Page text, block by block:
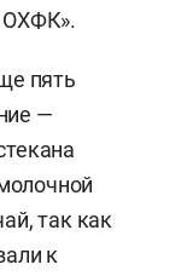
ОХФК».
пять
—
так как
к